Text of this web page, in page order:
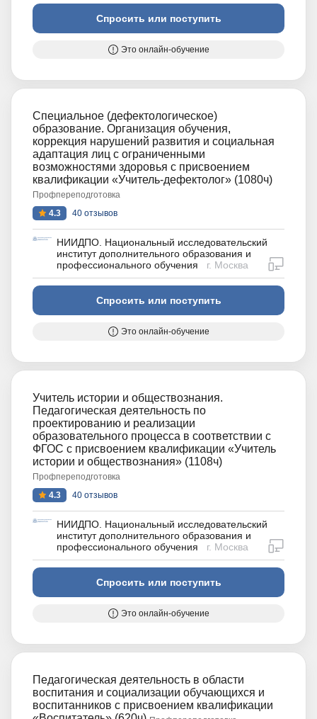
Спросить или поступить
Это онлайн-обучение
Специальное (дефектологическое)
образование. Организация обучения,
коррекция нарушений развития и социальная
адаптация лиц с ограниченными
возможностями здоровья с присвоением
квалификации «Учитель-дефектолог» (1080ч)
Профпереподготовка
4.3
40 отзывов
НИИДПО. Национальный исследовательский
институт дополнительного образования и
профессионального обучения
г. Москва
Спросить или поступить
Это онлайн-обучение
Учитель истории и обществознания.
Педагогическая деятельность по
проектированию и реализации
образовательного процесса в соответствии с
ФГОС с присвоением квалификации «Учитель
истории и обществознания» (1108ч)
Профпереподготовка
4.3
40 отзывов
НИИДПО. Национальный исследовательский
институт дополнительного образования и
профессионального обучения
г. Москва
Спросить или поступить
Это онлайн-обучение
Педагогическая деятельность в области
воспитания и социализации обучающихся и
воспитанников с присвоением квалификации